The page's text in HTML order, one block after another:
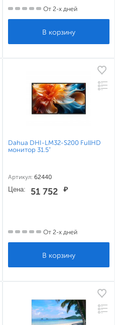
От 2-х дней
Dahua DHI-LM32-S200 FullHD
монитор 31.5"
Артикул: 62440
Цена: 51 752 ₽
От 2-х дней